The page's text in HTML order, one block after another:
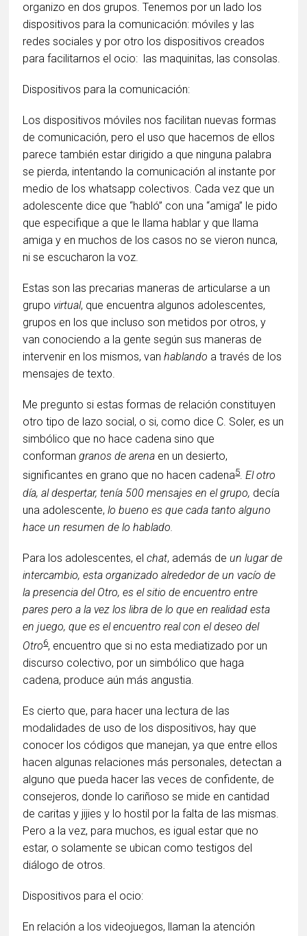
organizo en dos grupos. Tenemos por un lado los
dispositivos para la comunicación: móviles y las
redes sociales y por otro los dispositivos creados
para facilitarnos el ocio: las maquinitas, las consolas.
Dispositivos para la comunicación:
Los dispositivos móviles nos facilitan nuevas formas
de comunicación, pero el uso que hacemos de ellos
parece también estar dirigido a que ninguna palabra
se pierda, intentando la comunicación al instante por
medio de los whatsapp colectivos. Cada vez que un
adolescente dice que “habló” con una “amiga” le pido
que especifique a que le llama hablar y que llama
amiga y en muchos de los casos no se vieron nunca,
ni se escucharon la voz.
Estas son las precarias maneras de articularse a un
grupo virtual, que encuentra algunos adolescentes,
grupos en los que incluso son metidos por otros, y
van conociendo a la gente según sus maneras de
intervenir en los mismos, vanhablando a través de los
mensajes de texto.
Me pregunto si estas formas de relación constituyen
otro tipo de lazo social, o si, como dice C. Soler, es un
simbólico que no hace cadena sino que
conformangranos de arena en un desierto,
significantes en grano que no hacen cadena5.El otro
día, al despertar, tenía 500 mensajes en el grupo, decía
una adolescente,lo bueno es que cada tanto alguno
hace un resumen de lo hablado.
Para los adolescentes, elchat, además deun lugar de
intercambio, esta organizado alrededor de un vacío de
la presencia del Otro, es el sitio de encuentro entre
pares pero a la vez los libra de lo que en realidad esta
en juego, que es el encuentro real con el deseo del
Otro6, encuentro que si no esta mediatizado por un
discurso colectivo, por un simbólico que haga
cadena, produce aún más angustia.
Es cierto que, para hacer una lectura de las
modalidades de uso de los dispositivos, hay que
conocer los códigos que manejan, ya que entre ellos
hacen algunas relaciones más personales, detectan a
alguno que pueda hacer las veces de confidente, de
consejeros, donde lo cariñoso se mide en cantidad
de caritas y jijies y lo hostil por la falta de las mismas.
Pero a la vez, para muchos, es igual estar que no
estar, o solamente se ubican como testigos del
diálogo de otros.
Dispositivos para el ocio:
En relación a los videojuegos, llaman la atención